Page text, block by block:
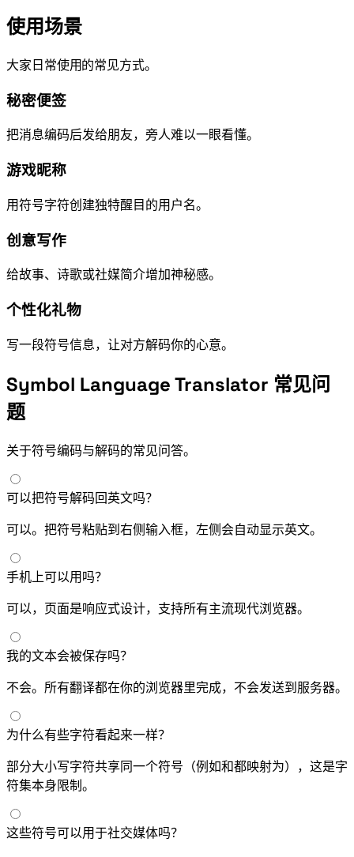
使用场景
大家日常使用 Symbol Language Translator 的常见方式。
秘密便签
把消息编码后发给朋友，旁人难以一眼看懂。
游戏昵称
用符号字符创建独特醒目的用户名。
创意写作
给故事、诗歌或社媒简介增加神秘感。
个性化礼物
写一段符号信息，让对方解码你的心意。
Symbol Language Translator 常见问
题
关于符号编码与解码的常见问答。
可以把符号解码回英文吗？
可以。把符号粘贴到右侧输入框，左侧会自动显示英文。
手机上可以用吗？
可以，页面是响应式设计，支持所有主流现代浏览器。
我的文本会被保存吗？
不会。所有翻译都在你的浏览器里完成，不会发送到服务器。
为什么有些字符看起来一样？
部分大小写字符共享同一个符号（例如 E 和 e 都映射为 ´），这是字
符集本身限制。
这些符号可以用于社交媒体吗？